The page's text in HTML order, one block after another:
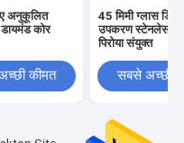
अनुकूलित
कोर
कीमत
45 मिमी ग्लास
उपकरण स्टेनलेस
पिरोया संयुक्त
सबसे अच्छी